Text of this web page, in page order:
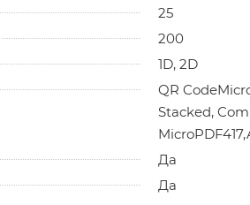
25
200
1D, 2D
QR
Stacked,
Да
Да